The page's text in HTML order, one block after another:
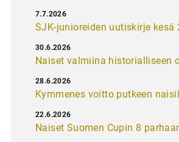
SJK-junioreiden uutiskirje kesä
7.7.2026
Naiset valmiina historialliseen
30.6.2026
Kymmenes voitto putkeen
28.6.2026
Naiset Suomen Cupin 8
22.6.2026